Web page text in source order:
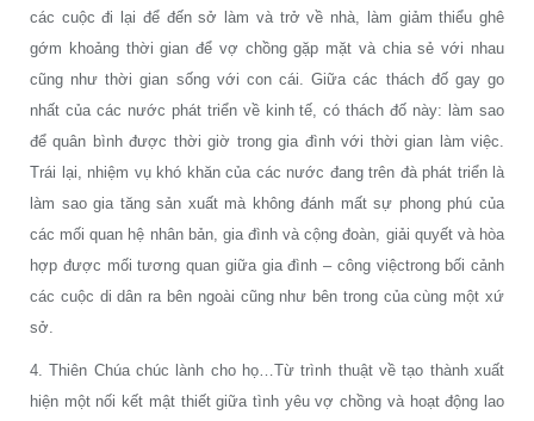
các cuộc đi lại để đến sở làm và trở về nhà, làm giảm thiểu ghê
gớm khoảng thời gian để vợ chồng gặp mặt và chia sẻ với nhau
cũng như thời gian sống với con cái. Giữa các thách đố gay go
nhất của các nước phát triển về kinh tế, có thách đố này: làm sao
để quân bình được thời giờ trong gia đình với thời gian làm việc.
Trái lại, nhiệm vụ khó khăn của các nước đang trên đà phát triển là
làm sao gia tăng sản xuất mà không đánh mất sự phong phú của
các mối quan hệ nhân bản, gia đình và cộng đoàn, giải quyết và hòa
hợp được mối tương quan giữa gia đình – công việctrong bối cảnh
các cuộc di dân ra bên ngoài cũng như bên trong của cùng một xứ
sở.
4. Thiên Chúa chúc lành cho họ…Từ trình thuật về tạo thành xuất
hiện một nối kết mật thiết giữa tình yêu vợ chồng và hoạt động lao